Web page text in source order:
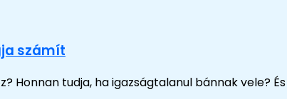
számít
Honnan tudja, ha igazságtalanul bánnak vele?